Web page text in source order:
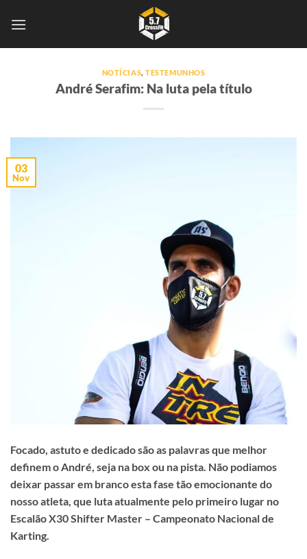
NOTÍCIAS,TESTEMUNHOS
André Serafim: Na luta pela título
03
Nov
Focado, astuto e dedicado são as palavras que melhor
definem o André, seja na box ou na pista. Não podiamos
deixar passar em branco esta fase tão emocionante do
nosso atleta, que luta atualmente pelo primeiro lugar no
Escalão X30 Shifter Master – Campeonato Nacional de
Karting.